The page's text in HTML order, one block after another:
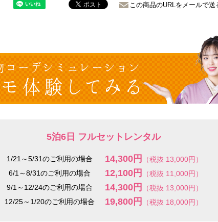
この商品のURLをメールで送
5泊6日 フルセットレンタル
1/21～5/31のご利用の場合 14,300円
（税抜 13,000円）
6/1～8/31のご利用の場合
12,100円
（税抜 11,000円）
9/1～12/24のご利用の場合
14,300円
（税抜 13,000円）
12/25～1/20のご利用の場合
19,800円 （税抜 18,000円）